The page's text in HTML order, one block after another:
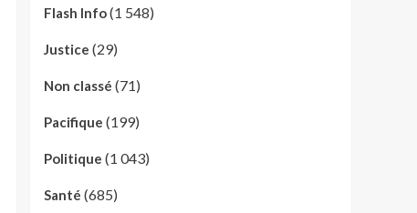
Flash Info(1 548)
Justice (29)
Non classé (71)
Pacifique (199)
Politique (1 043)
Santé (685)